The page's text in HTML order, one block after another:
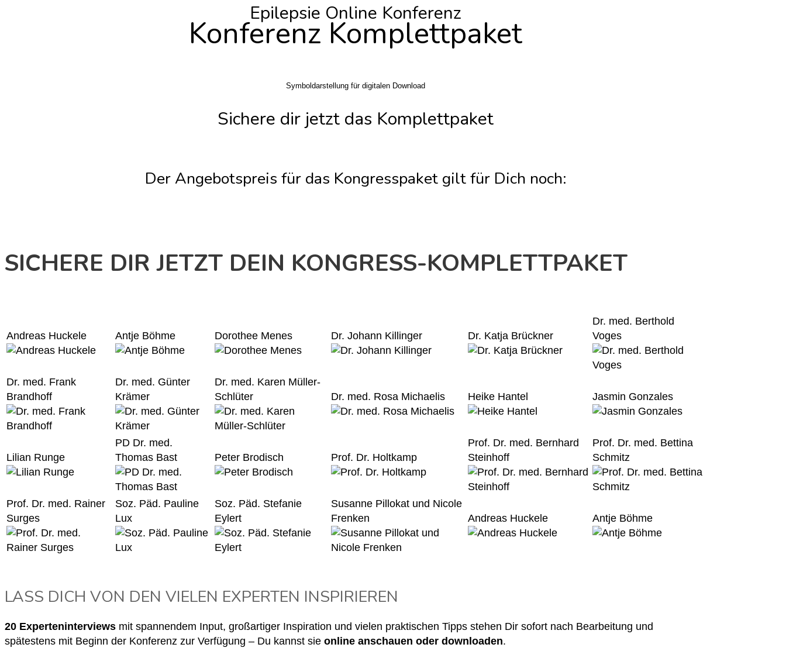
Epilepsie Online Konferenz
Konferenz Komplettpaket
Symboldarstellung für digitalen Download
Sichere dir jetzt das Komplett­paket
Der Angebotspreis für das Kongresspaket gilt für Dich noch:
SICHERE DIR JETZT DEIN KONGRESS-KOMPLETTPAKET
Andreas Huckele Antje Böhme Dorothee Menes Dr. Johann Killinger Dr. Katja Brückner
Dr. med. Berthold
Voges
Dr. med. Frank
Brandhoff
Dr. med. Günter
Krämer
Dr. med. Karen Müller-
Schlüter
Dr. med. Rosa Michaelis Heike Hantel Jasmin Gonzales
Lilian Runge
PD Dr. med.
Thomas Bast
Peter Brodisch Prof. Dr. Holtkamp
Prof. Dr. med. Bernhard
Steinhoff
Prof. Dr. med. Bettina
Schmitz
Prof. Dr. med. Rainer
Surges
Soz. Päd. Pauline
Lux
Soz. Päd. Stefanie
Eylert
Susanne Pillokat und Nicole
Frenken
Andreas Huckele Antje Böhme
LASS DICH VON DEN VIELEN EXPERTEN INSPIRIEREN
20 Experteninterviews mit spannendem Input, großartiger Inspiration und vielen praktischen Tipps stehen Dir sofort nach Bearbeitung und
spätestens mit Beginn der Konferenz zur Verfügung – Du kannst sie online anschauen oder downloaden.